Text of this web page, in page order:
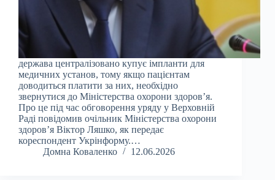
держава централізовано купує імпланти для
медичних установ, тому якщо пацієнтам
доводиться платити за них, необхідно
звернутися до Міністерства охорони здоров’я.
Про це під час обговорення уряду у Верховній
Раді повідомив очільник Міністерства охорони
здоров’я Віктор Ляшко, як передає
кореспондент Укрінформу.…
Домна Коваленко
12.06.2026